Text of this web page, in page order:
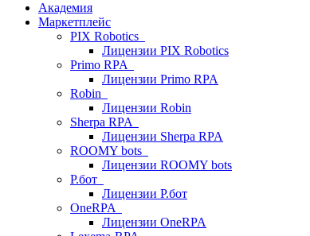
Академия
Маркетплейс
PIX Robotics
Лицензии PIX Robotics
Primo RPA
Лицензии Primo RPA
Robin
Лицензии Robin
Sherpa RPA
Лицензии Sherpa RPA
ROOMY bots
Лицензии ROOMY bots
Р.бот
Лицензии Р.бот
OneRPA
Лицензии OneRPA